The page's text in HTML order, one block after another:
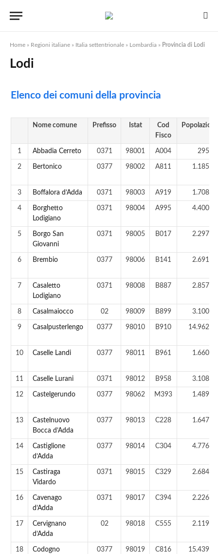
Home » Regioni italiane » Italia settentrionale » Lombardia » Provincia di Lodi
Lodi
Elenco dei comuni della provincia
Nome comune Prefisso Istat
Cod
Fisco
Popolazione
1 Abbadia Cerreto 0371 98001 A004 295 ab
2 Bertonico 0377 98002 A811 1.185 ab
3 Boffalora d’Adda 0371 98003 A919 1.708 ab
4
Borghetto
Lodigiano
0371 98004 A995 4.400 ab
5
Borgo San
Giovanni
0371 98005 B017 2.297 ab
6 Brembio 0377 98006 B141 2.691 ab
7
Casaletto
Lodigiano
0371 98008 B887 2.857 ab
8 Casalmaiocco 02 98009 B899 3.100 ab
9 Casalpusterlengo 0377 98010 B910 14.962 ab
10 Caselle Landi 0377 98011 B961 1.660 ab
11 Caselle Lurani 0371 98012 B958 3.108 ab
12 Castelgerundo 0377 98062 M393 1.489 ab
13
Castelnuovo
Bocca d’Adda
0377 98013 C228 1.647 ab
14
Castiglione
d’Adda
0377 98014 C304 4.776 ab
15
Castiraga
Vidardo
0371 98015 C329 2.684 ab
16
Cavenago
d’Adda
0371 98017 C394 2.226 ab
17
Cervignano
d’Adda
02 98018 C555 2.119 ab
18 Codogno 0377 98019 C816 15.439 ab